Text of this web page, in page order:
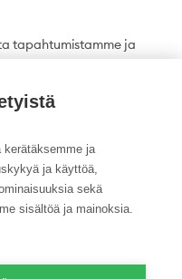
tapahtumistamme ja
kerätäksemme ja
ja käyttöä,
sekä
sisältöä ja mainoksia.